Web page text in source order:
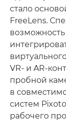
стало
FreeLens.
VR- и AR-
пробной
в
систем
рабочего